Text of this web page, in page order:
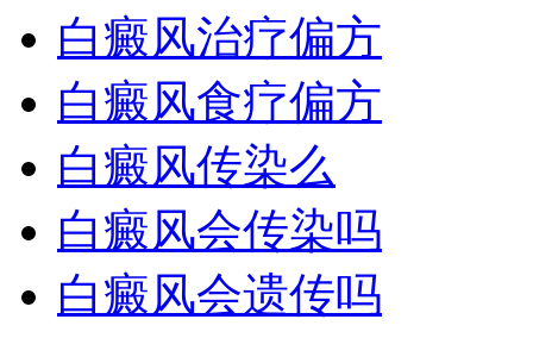
白癜风治疗偏方
白癜风食疗偏方
白癜风传染么
白癜风会传染吗
白癜风会遗传吗